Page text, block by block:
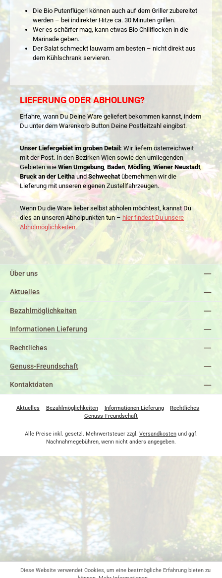
Die Bio Putenflügerl können auch auf dem Griller zubereitet
werden – bei indirekter Hitze ca. 30 Minuten grillen.
Wer es schärfer mag, kann etwas Bio Chiliflocken in die
Marinade geben.
Der Salat schmeckt lauwarm am besten – nicht direkt aus
dem Kühlschrank servieren.
LIEFERUNG ODER ABHOLUNG?
Erfahre, wann Du Deine Ware geliefert bekommen kannst, indem
Du unter dem Warenkorb Button Deine Postleitzahl eingibst.
Unser Liefergebiet im groben Detail: Wir liefern österreichweit
mit der Post. In den Bezirken Wien sowie den umliegenden
Gebieten wie Wien Umgebung, Baden,Mödling, Wiener Neustadt,
Bruck an der Leitha undSchwechatübernehmen wir die
Lieferung mit unseren eigenen Zustellfahrzeugen.
Wenn Du die Ware lieber selbst abholen möchtest, kannst Du
dies an unseren Abholpunkten tun – hier findest Du unsere
Abholmöglichkeiten.
Über uns
Aktuelles
Bezahlmöglichkeiten
Informationen Lieferung
Rechtliches
Genuss-Freundschaft
Kontaktdaten
Aktuelles Bezahlmöglichkeiten Informationen Lieferung
Rechtliches
Genuss-Freundschaft
Alle Preise inkl. gesetzl. Mehrwertsteuer zzgl. Versandkostenund ggf.
Nachnahmegebühren, wenn nicht anders angegeben.
Diese Website verwendet Cookies, um eine bestmögliche Erfahrung bieten zu